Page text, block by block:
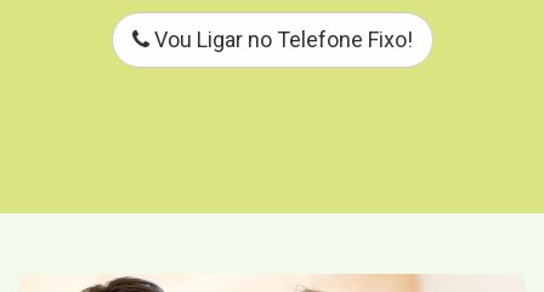
Vou Ligar no Telefone Fixo!